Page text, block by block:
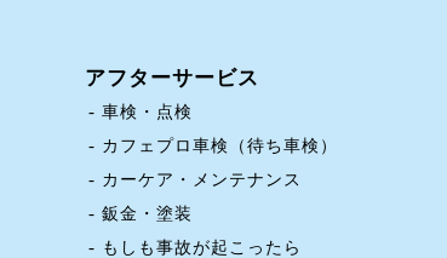
アフターサービス
車検・点検
カフェプロ車検（待ち車検）
カーケア・メンテナンス
鈑金・塗装
もしも事故が起こったら